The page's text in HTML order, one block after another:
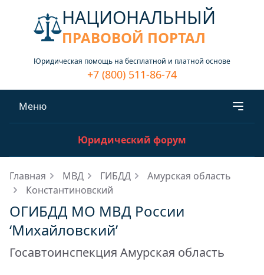
НАЦИОНАЛЬНЫЙ
ПРАВОВОЙ ПОРТАЛ
Юридическая помощь на бесплатной и платной основе
+7 (800) 511-86-74
Меню
Юридический форум
Главная МВД ГИБДД
Амурская область
Константиновский
ОГИБДД МО МВД России
‘Михайловский’
Госавтоинспекция Амурская область